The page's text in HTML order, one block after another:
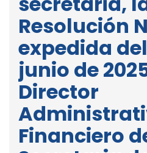
Resolución
expedida
junio de
Director
Financiero